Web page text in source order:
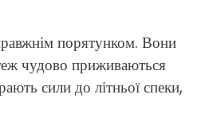
порятунком. Вони
чудово приживаються
сили до літньої спеки,